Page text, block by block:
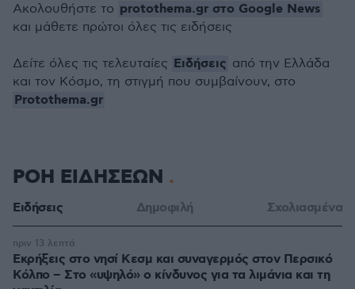
Ακολουθήστε το protothema.gr στο Google News
και μάθετε πρώτοι όλες τις ειδήσεις
Δείτε όλες τις τελευταίες Ειδήσεις από την Ελλάδα
και τον Κόσμο, τη στιγμή που συμβαίνουν, στο
Protothema.gr
ΡΟΗ ΕΙΔΗΣΕΩΝ
Ειδήσεις Δημοφιλή Σχολιασμένα
Εκρήξεις στο νησί Κεσμ και συναγερμός στον Περσικό
Κόλπο – Στο «υψηλό» ο κίνδυνος για τα λιμάνια και τη
πριν 13 λεπτά